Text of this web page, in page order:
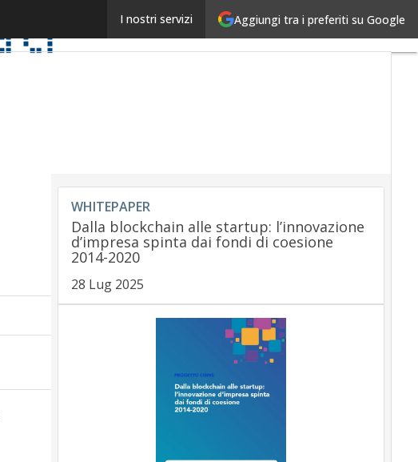
Aggiungi tra i preferiti su Google
I nostri servizi
Piattaforma crypto Tinkl: accetta pagamenti in
WHITEPAPER
Dalla blockchain alle startup: l’innovazione
d’impresa spinta dai fondi di coesione
2014-2020
28 Lug 2025